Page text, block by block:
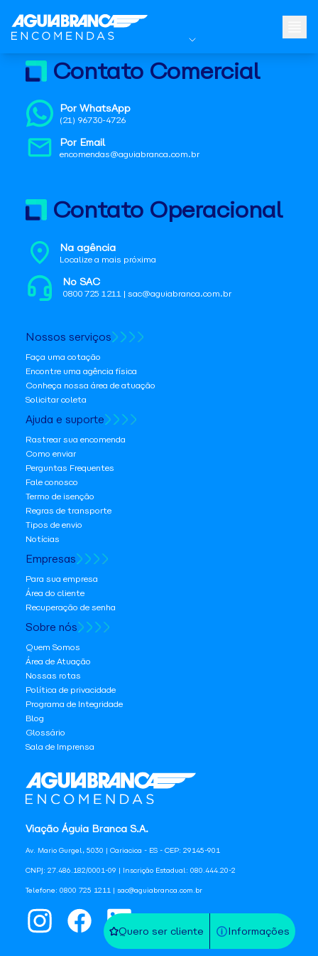
Quero ser cliente Informações
Viação Águia Branca S.A.
Av. Mario Gurgel, 5030 | Cariacica - ES - CEP: 29145-901
CNPJ: 27.486.182/0001-09 | Inscrição Estadual: 080.444.20-2
Telefone: 0800 725 1211 | sac@aguiabranca.com.br
Contato Comercial
Por WhatsApp
(21) 96730-4726
Por Email
encomendas@aguiabranca.com.br
Contato Operacional
Na agência
Localize a mais próxima
No SAC
0800 725 1211 | sac@aguiabranca.com.br
Nossos serviços
Faça uma cotação
Encontre uma agência física
Conheça nossa área de atuação
Solicitar coleta
Ajuda e suporte
Rastrear sua encomenda
Como enviar
Perguntas Frequentes
Fale conosco
Termo de isenção
Regras de transporte
Tipos de envio
Notícias
Empresas
Para sua empresa
Área do cliente
Recuperação de senha
Sobre nós
Quem Somos
Área de Atuação
Nossas rotas
Política de privacidade
Programa de Integridade
Blog
Glossário
Sala de Imprensa